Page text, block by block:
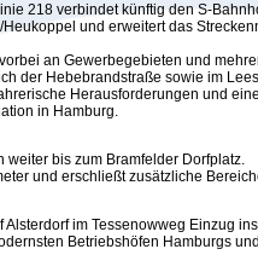
218 verbindet künftig den S-
Heukoppel und erweitert das
an Gewerbegebieten und
der Hebebrandstraße sowie im
Herausforderungen und
in Hamburg.
weiter bis zum Bramfelder Dorfplatz.
und erschließt zusätzliche
im Tessenowweg Einzug
Betriebshöfen Hamburgs